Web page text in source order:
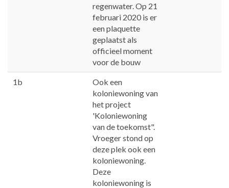
regenwater. Op 21
februari 2020 is er
een plaquette
geplaatst als
officieel moment
voor de bouw
1b
Ook een
koloniewoning van
het project
'Koloniewoning
van de toekomst".
Vroeger stond op
deze plek ook een
koloniewoning.
Deze
koloniewoning is